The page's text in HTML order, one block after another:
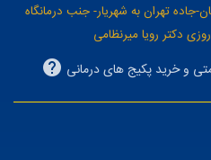
جاده تهران به شهریار- جنب درمانگاه
دکتر رویا میرنظامی
و خرید پکیج های درمانی